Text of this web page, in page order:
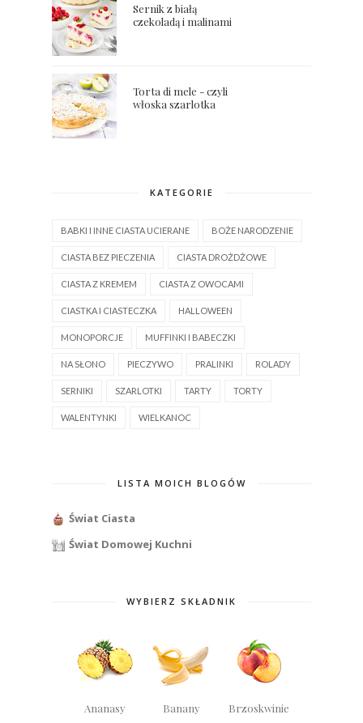
Sernik z białą
czekoladą i malinami
Torta di mele - czyli
włoska szarlotka
KATEGORIE
BABKI I INNE CIASTA UCIERANE BOŻE NARODZENIE
CIASTA BEZ PIECZENIA CIASTA DROŻDŻOWE
CIASTA Z KREMEM CIASTA Z OWOCAMI
CIASTKA I CIASTECZKA HALLOWEEN
MONOPORCJE MUFFINKI I BABECZKI
NA SŁONO PIECZYWO PRALINKI ROLADY
SERNIKI SZARLOTKI TARTY TORTY
WALENTYNKI WIELKANOC
LISTA MOICH BLOGÓW
Świat Ciasta
Świat Domowej Kuchni
WYBIERZ SKŁADNIK
Ananasy Banany Brzoskwinie